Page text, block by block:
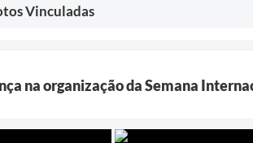
Vinculadas
na organização da Semana